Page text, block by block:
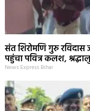
संत शिरोमणि गुरु रविदास
पहुंचा पवित्र कलश,
News Express Bihar